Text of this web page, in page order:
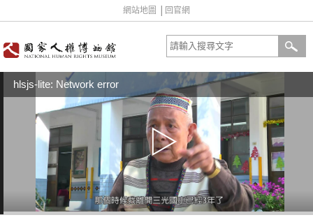
網站地圖 回官網
hlsjs-lite: Network error